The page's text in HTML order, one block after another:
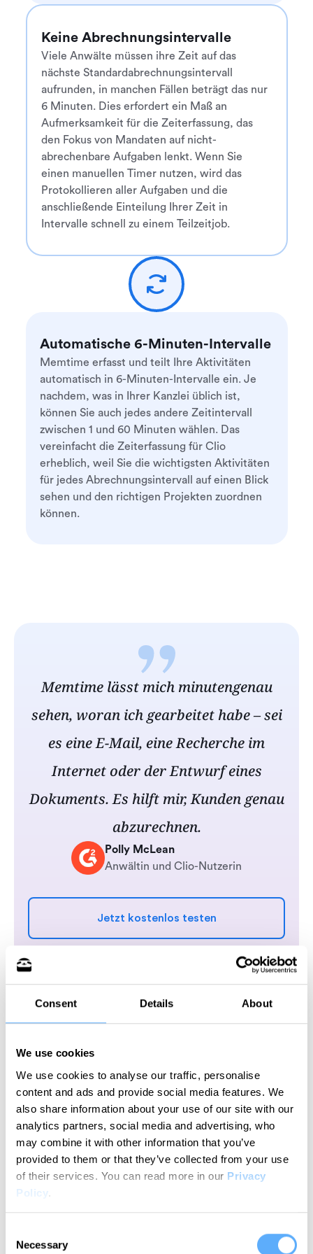
Consent Details About
We use cookies
We use cookies to analyse our traffic, personalise
content and ads and provide social media features. We
also share information about your use of our site with our
analytics partners, social media and advertising, who
may combine it with other information that you’ve
provided to them or that they’ve collected from your use
of their services. You can read more in our Privacy
Policy.
Selection
Necessary
Keine Abrechnungsintervalle
Viele Anwälte müssen ihre Zeit auf das
nächste Standardabrechnungsintervall
aufrunden, in manchen Fällen beträgt das nur
6 Minuten. Dies erfordert ein Maß an
Aufmerksamkeit für die Zeiterfassung, das
den Fokus von Mandaten auf nicht-
abrechenbare Aufgaben lenkt. Wenn Sie
einen manuellen Timer nutzen, wird das
Protokollieren aller Aufgaben und die
anschließende Einteilung Ihrer Zeit in
Intervalle schnell zu einem Teilzeitjob.
Automatische 6-Minuten-Intervalle
Memtime erfasst und teilt Ihre Aktivitäten
automatisch in 6-Minuten-Intervalle ein. Je
nachdem, was in Ihrer Kanzlei üblich ist,
können Sie auch jedes andere Zeitintervall
zwischen 1 und 60 Minuten wählen. Das
vereinfacht die Zeiterfassung für Clio
erheblich, weil Sie die wichtigsten Aktivitäten
für jedes Abrechnungsintervall auf einen Blick
sehen und den richtigen Projekten zuordnen
können.
Memtime lässt mich minutengenau
sehen, woran ich gearbeitet habe – sei
es eine E-Mail, eine Recherche im
Internet oder der Entwurf eines
Dokuments. Es hilft mir, Kunden genau
abzurechnen.
Polly McLean
Anwältin und Clio-Nutzerin
Jetzt kostenlos testen
Die einfachste
automatische
Zeiterfassung für Clio
So nutzen Sie Memtime in nur 4 einfachen
Schritten